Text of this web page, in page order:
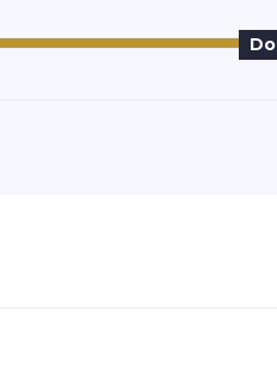
Do